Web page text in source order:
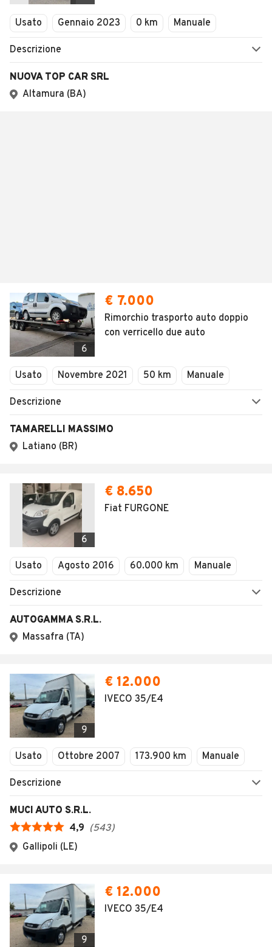
Usato Gennaio 2023 0 km Manuale
Descrizione
NUOVA TOP CAR SRL
Altamura (BA)
6
€ 7.000
Rimorchio trasporto auto doppio
con verricello due auto
Usato Novembre 2021 50 km Manuale
Descrizione
TAMARELLI MASSIMO
Latiano (BR)
6
€ 8.650
Fiat FURGONE
Usato Agosto 2016 60.000 km Manuale
Descrizione
AUTOGAMMA S.R.L.
Massafra (TA)
9
€ 12.000
IVECO 35/E4
Usato Ottobre 2007 173.900 km Manuale
Descrizione
MUCI AUTO S.R.L.
4,9 (543)
Gallipoli (LE)
9
€ 12.000
IVECO 35/E4